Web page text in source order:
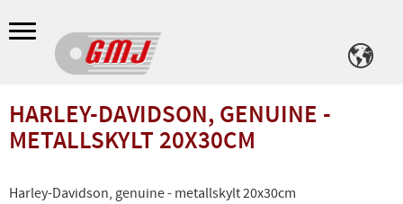
Meny
HARLEY-DAVIDSON, GENUINE -
METALLSKYLT 20X30CM
Harley-Davidson, genuine - metallskylt 20x30cm